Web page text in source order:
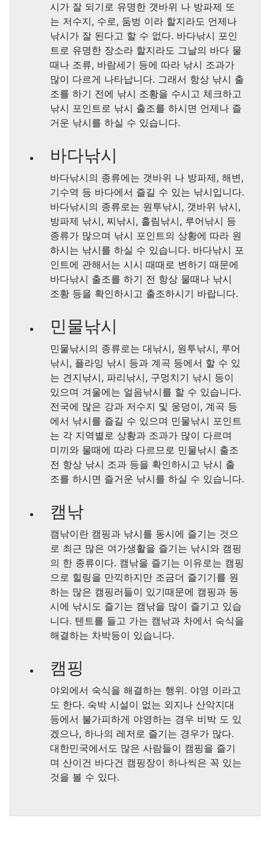
시가 잘 되기로 유명한 갯바위 나 방파제 또
는 저수지, 수로, 둠벙 이라 할지라도 언제나
낚시가 잘 된다고 할 수 없다. 바다낚시 포인
트로 유명한 장소라 할지라도 그날의 바다 물
때나 조류, 바람세기 등에 따라 낚시 조과가
많이 다르게 나타납니다. 그래서 항상 낚시 출
조를 하기 전에 낚시 조황을 수시고 체크하고
낚시 포인트로 낚시 출조를 하시면 언제나 즐
거운 낚시를 하실 수 있습니다.
바다낚시
바다낚시의 종류에는 갯바위 나 방파제, 해변,
기수역 등 바다에서 즐길 수 있는 낚시입니다.
바다낚시의 종류로는 원투낚시, 갯바위 낚시,
방파제 낚시, 찌낚시, 흘림낚시, 루어낚시 등
종류가 많으며 낚시 포인트의 상황에 따라 원
하시는 낚시를 하실 수 있습니다. 바다낚시 포
인트에 관해서는 시시 때때로 변하기 때문에
바다낚시 출조를 하기 전 항상 물때나 낚시
조황 등을 확인하시고 출조하시기 바랍니다.
민물낚시
민물낚시의 종류로는 대낚시, 원투낚시, 루어
낚시, 플라잉 낚시 등과 계곡 등에서 할 수 있
는 견지낚시, 파리낚시, 구멍치기 낚시 등이
있으며 겨울에는 얼음낚시를 할 수 있습니다.
전국에 많은 강과 저수지 및 웅덩이, 계곡 등
에서 낚시를 즐길 수 있으며 민물낚시 포인트
는 각 지역별로 상황과 조과가 많이 다르며
미끼와 물때에 따라 다르므로 민물낚시 출조
전 항상 낚시 조과 등을 확인하시고 낚시 출
조를 하시면 즐거운 낚시를 하실 수 있습니다.
캠낚
캠낚이란 캠핑과 낚시를 동시에 즐기는 것으
로 최근 많은 여가생활을 즐기는 낚시와 캠핑
의 한 종류이다. 캠낚을 즐기는 이유로는 캠핑
으로 힐링을 만끽하지만 조금더 즐기기를 원
하는 많은 캠핑러들이 있기때문에 캠핑과 동
시에 낚시도 즐기는 캠낚을 많이 즐기고 있습
니다. 텐트를 들고 가는 캠낚과 차에서 숙식을
해결하는 차박등이 있습니다.
캠핑
야외에서 숙식을 해결하는 행위. 야영 이라고
도 한다. 숙박 시설이 없는 외지나 산악지대
등에서 불가피하게 야영하는 경우 비박 도 있
겠으나, 하나의 레저로 즐기는 경우가 많다.
대한민국에서도 많은 사람들이 캠핑을 즐기
며 산이건 바다건 캠핑장이 하나씩은 꼭 있는
것을 볼 수 있다.